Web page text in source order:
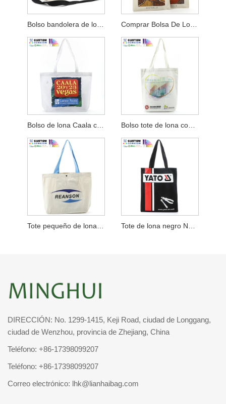
Bolso bandolera de lona con cuerpo cruzado
Bolso de lona Caala con refuerzo inferior
DIRECCIÓN: No. 1299-1415, Keji Road, ciudad de Longgang,
ciudad de Wenzhou, provincia de Zhejiang, China
Teléfono: +86-17398099207
Teléfono: +86-17398099207
Correo electrónico: lhk@lianhaibag.com